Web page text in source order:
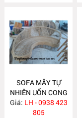
SOFA MÂY TỰ
NHIÊN UỐN CONG
MA743
Giá: LH - 0938 423
805